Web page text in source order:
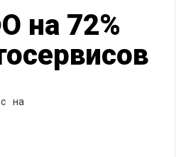
на 72%